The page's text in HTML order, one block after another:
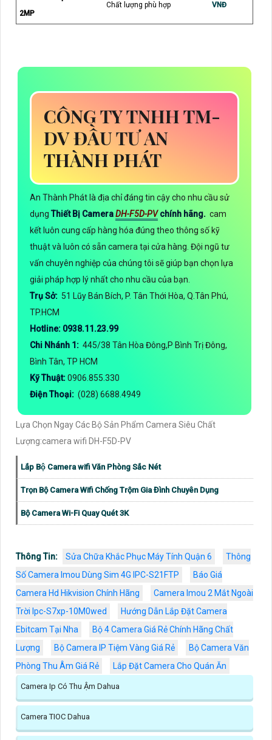
2MP
Chất lượng phù hợp VNĐ
CÔNG TY TNHH TM-
DV ĐẦU TƯ AN
THÀNH PHÁT
An Thành Phát là địa chỉ đáng tin cậy cho nhu cầu sử
dụng Thiết Bị CameraDH-F5D-PVchính hãng. cam
kết luôn cung cấp hàng hóa đúng theo thông số kỹ
thuật và luôn có sẵn camera tại cửa hàng. Đội ngũ tư
vấn chuyên nghiệp của chúng tôi sẽ giúp bạn chọn lựa
giải pháp hợp lý nhất cho nhu cầu của bạn.
Trụ Sở: 51 Lũy Bán Bích, P. Tân Thới Hòa, Q.Tân Phú,
TP.HCM
Hotline: 0938.11.23.99
Chi Nhánh 1: 445/38 Tân Hòa Đông,P Bình Trị Đông,
Bình Tân, TP HCM
Kỹ Thuật:0906.855.330
Điện Thoại: (028) 6688.4949
Lựa Chọn Ngay Các Bộ Sản Phẩm Camera Siêu Chất
Lượng:camera wifi DH-F5D-PV
Lắp Bộ Camera wifi Văn Phòng Sắc Nét
Trọn Bộ Camera Wifi Chống Trộm Gia Đình Chuyên Dụng
Bộ Camera Wi-Fi Quay Quét 3K
Thông Tin: Sửa Chữa Khắc Phục Máy Tính Quận 6
Thông
Số Camera Imou Dùng Sim 4G IPC-S21FTP
Báo Giá
Camera Hd Hikvision Chính Hãng
Camera Imou 2 Mắt Ngoài
Trời Ipc-S7xp-10M0wed
Hướng Dẫn Lắp Đặt Camera
Ebitcam Tại Nha
Bộ 4 Camera Giá Rẻ Chính Hãng Chất
Lượng
Bộ Camera IP Tiệm Vàng Giá Rẻ
Bộ Camera Văn
Phòng Thu Âm Giá Rẻ
Lắp Đặt Camera Cho Quán Ăn
Camera Ip Có Thu Ậm Dahua
Camera TIOC Dahua